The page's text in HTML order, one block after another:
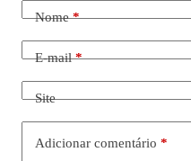
Nome*
E-mail*
Site
Adicionar comentário *